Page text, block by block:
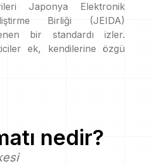
Japonya Elektronik
Birliği (JEIDA)
bir standardı izler.
ek, kendilerine özgü
nedir?